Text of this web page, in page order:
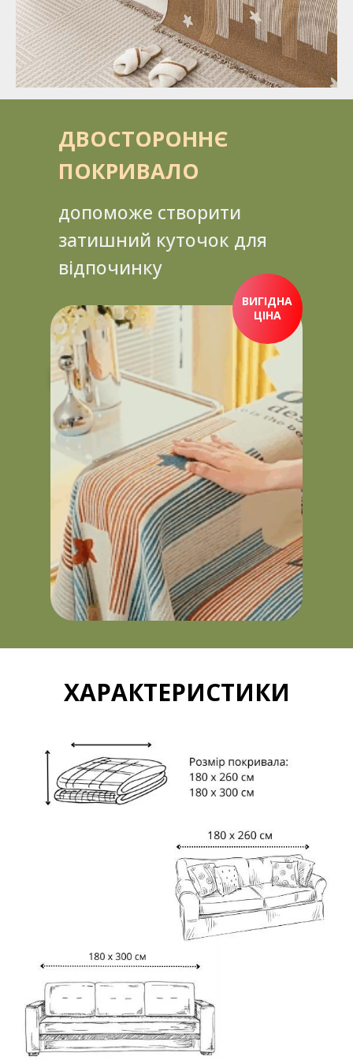
ДВОСТОРОННЄ
ПОКРИВАЛО
допоможе створити
затишний куточок для
відпочинку
ПРИДБАТИ ЗАРАЗ
ВИГІДНА
ЦІНА
ХАРАКТЕРИСТИКИ